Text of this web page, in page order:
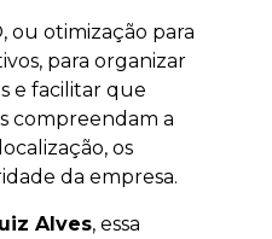
ou otimização para
para organizar
e facilitar que
compreendam a
os
da empresa.
Alves, essa